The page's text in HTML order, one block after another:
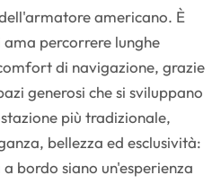
americano. È
ama percorrere lunghe
di navigazione, grazie
generosi che si sviluppano
più tradizionale,
bellezza ed esclusività:
bordo siano un'esperienza